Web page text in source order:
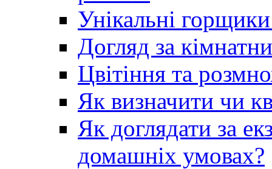
Унікальні горщики
Догляд за
Цвітіння та
Як визначити чи
Як доглядати за
домашніх умовах?